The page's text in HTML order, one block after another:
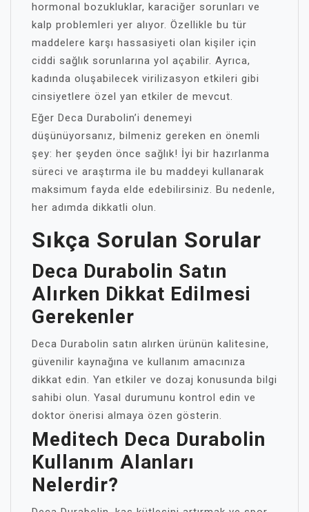
hormonal bozukluklar, karaciğer sorunları ve
kalp problemleri yer alıyor. Özellikle bu tür
maddelere karşı hassasiyeti olan kişiler için
ciddi sağlık sorunlarına yol açabilir. Ayrıca,
kadında oluşabilecek virilizasyon etkileri gibi
cinsiyetlere özel yan etkiler de mevcut.
Eğer Deca Durabolin’i denemeyi
düşünüyorsanız, bilmeniz gereken en önemli
şey: her şeyden önce sağlık! İyi bir hazırlanma
süreci ve araştırma ile bu maddeyi kullanarak
maksimum fayda elde edebilirsiniz. Bu nedenle,
her adımda dikkatli olun.
Sıkça Sorulan Sorular
Deca Durabolin Satın
Alırken Dikkat Edilmesi
Gerekenler
Deca Durabolin satın alırken ürünün kalitesine,
güvenilir kaynağına ve kullanım amacınıza
dikkat edin. Yan etkiler ve dozaj konusunda bilgi
sahibi olun. Yasal durumunu kontrol edin ve
doktor önerisi almaya özen gösterin.
Meditech Deca Durabolin
Kullanım Alanları
Nelerdir?